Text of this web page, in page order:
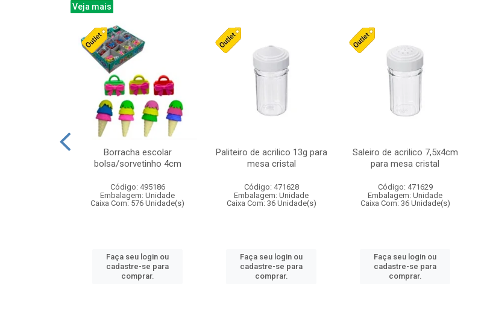
Veja mais
Borracha escolar
bolsa/sorvetinho 4cm
Código: 495186
Embalagem: Unidade
Caixa Com: 576 Unidade(s)
Faça seu login ou
cadastre-se para
comprar.
Paliteiro de acrilico 13g para
mesa cristal
Código: 471628
Embalagem: Unidade
Caixa Com: 36 Unidade(s)
Faça seu login ou
cadastre-se para
comprar.
Saleiro de acrilico 7,5x4cm
para mesa cristal
Código: 471629
Embalagem: Unidade
Caixa Com: 36 Unidade(s)
Faça seu login ou
cadastre-se para
comprar.